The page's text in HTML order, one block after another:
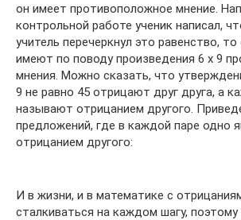
он имеет противоположное мнение.
контрольной работе ученик написал,
учитель перечеркнул это равенство, то
имеют по поводу произведения 6 x 9
мнения. Можно сказать, что
9 не равно 45 отрицают друг друга, а
называют отрицанием другого.
предложений, где в каждой паре одно
отрицанием другого:
И в жизни, и в математике с
сталкиваться на каждом шагу,